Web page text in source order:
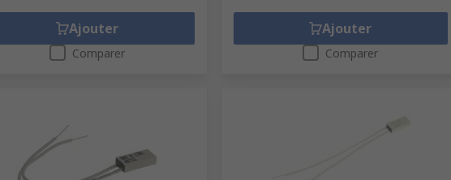
Ajouter
Comparer
Ajouter
Comparer